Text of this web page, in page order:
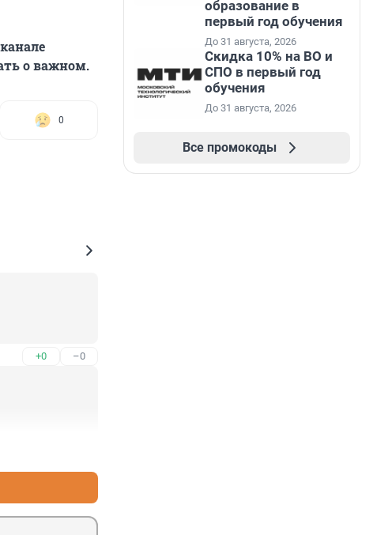
о важном.
0
+0 –0
образование в
первый год обучения
До 31 августа, 2026
Скидка 10% на ВО и
СПО в первый год
обучения
До 31 августа, 2026
Все промокоды